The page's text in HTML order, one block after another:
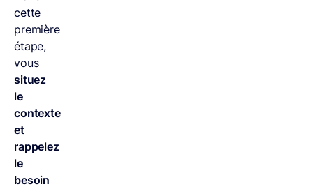
cette
première
étape,
vous
situez
le
contexte
et
rappelez
le
besoin